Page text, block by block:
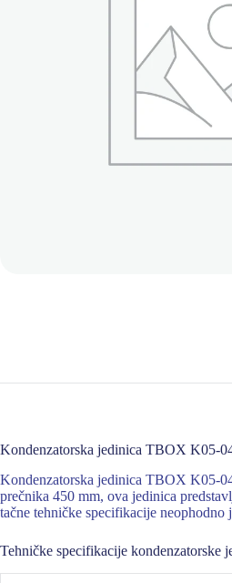
Kondenzatorska jedinica TBOX K05-
Kondenzatorska jedinica TBOX K05-
prečnika 450 mm, ova jedinica
tačne tehničke specifikacije
Tehničke specifikacije